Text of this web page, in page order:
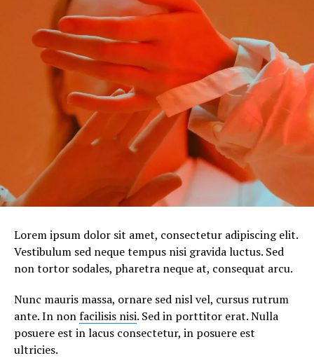
Lorem ipsum dolor sit amet, consectetur adipiscing elit.
Vestibulum sed neque tempus nisi gravida luctus. Sed
non tortor sodales, pharetra neque at, consequat arcu.
Nunc mauris massa, ornare sed nisl vel, cursus rutrum
ante. In nonfacilisis nisi. Sed in porttitor erat. Nulla
posuere est in lacus consectetur, in posuere est
ultricies.